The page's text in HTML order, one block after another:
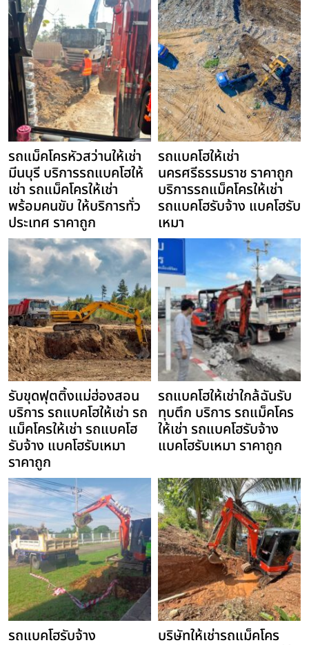
รถแม็คโครหัวสว่านให้เช่า
มีนบุรี บริการรถแบคโฮให้
เช่า รถแม็คโครให้เช่า
พร้อมคนขับ ให้บริการทั่ว
ประเทศ ราคาถูก
รถแบคโฮให้เช่า
นครศรีธรรมราช ราคาถูก
บริการรถแม็คโครให้เช่า
รถแบคโฮรับจ้าง แบคโฮรับ
เหมา
รับขุดฟุตติ้งแม่ฮ่องสอน
บริการ รถแบคโฮให้เช่า รถ
แม็คโครให้เช่า รถแบคโฮ
รับจ้าง แบคโฮรับเหมา
ราคาถูก
รถแบคโฮให้เช่าใกล้ฉันรับ
ทุบตึก บริการ รถแม็คโคร
ให้เช่า รถแบคโฮรับจ้าง
แบคโฮรับเหมา ราคาถูก
รถแบคโฮรับจ้าง
บริษัทให้เช่ารถแม็คโคร